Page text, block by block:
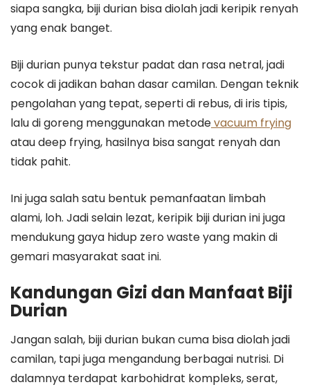
siapa sangka, biji durian bisa diolah jadi keripik renyah
yang enak banget.
Biji durian punya tekstur padat dan rasa netral, jadi
cocok di jadikan bahan dasar camilan. Dengan teknik
pengolahan yang tepat, seperti di rebus, di iris tipis,
lalu di goreng menggunakan metodevacuum frying
atau deep frying, hasilnya bisa sangat renyah dan
tidak pahit.
Ini juga salah satu bentuk pemanfaatan limbah
alami, loh. Jadi selain lezat, keripik biji durian ini juga
mendukung gaya hidup zero waste yang makin di
gemari masyarakat saat ini.
Kandungan Gizi dan Manfaat Biji
Durian
Jangan salah, biji durian bukan cuma bisa diolah jadi
camilan, tapi juga mengandung berbagai nutrisi. Di
dalamnya terdapat karbohidrat kompleks, serat,